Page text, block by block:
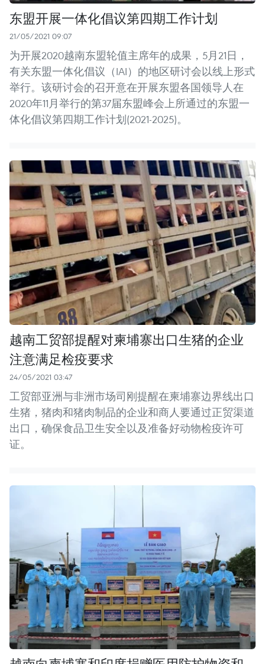
东盟开展一体化倡议第四期工作计划
21/05/2021 09:07
为开展2020越南东盟轮值主席年的成果，5月21日，
有关东盟一体化倡议（IAI）的地区研讨会以线上形式
举行。该研讨会的召开意在开展东盟各国领导人在
2020年11月举行的第37届东盟峰会上所通过的东盟一
体化倡议第四期工作计划(2021-2025)。
越南工贸部提醒对柬埔寨出口生猪的企业
注意满足检疫要求
24/05/2021 03:47
工贸部亚洲与非洲市场司刚提醒在柬埔寨边界线出口
生猪，猪肉和猪肉制品的企业和商人要通过正贸渠道
出口，确保食品卫生安全以及准备好动物检疫许可
证。